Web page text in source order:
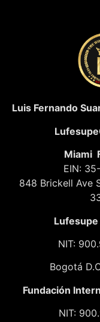
Luis Fernando
Miami
EIN:
848 Brickell Ave
Lufesupe
NIT:
Bogotá
Fundación
NIT: